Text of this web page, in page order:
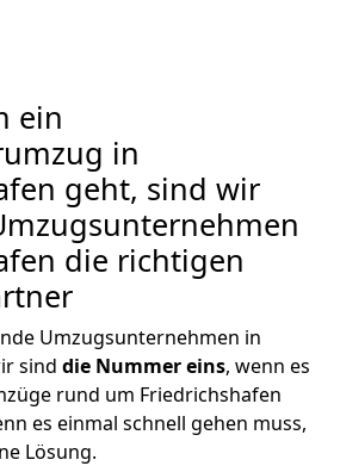
ein
in
geht, sind wir
die richtigen
Umzugsunternehmen in
sind die Nummer eins, wenn es
rund um Friedrichshafen
es einmal schnell gehen muss,
Lösung.